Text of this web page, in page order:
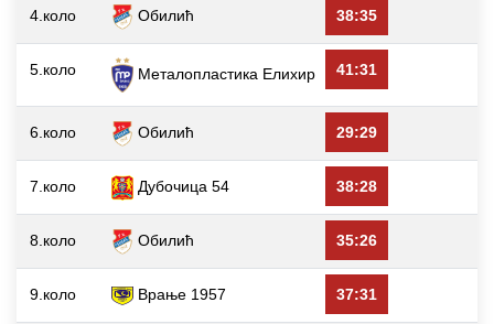
4.коло Обилић 38:35
5.коло Металопластика Елиxир 41:31
6.коло Обилић 29:29
7.коло Дубочица 54 38:28
8.коло Обилић 35:26
9.коло Врање 1957 37:31